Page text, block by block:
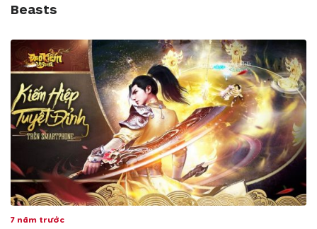
Beasts
7 năm trước